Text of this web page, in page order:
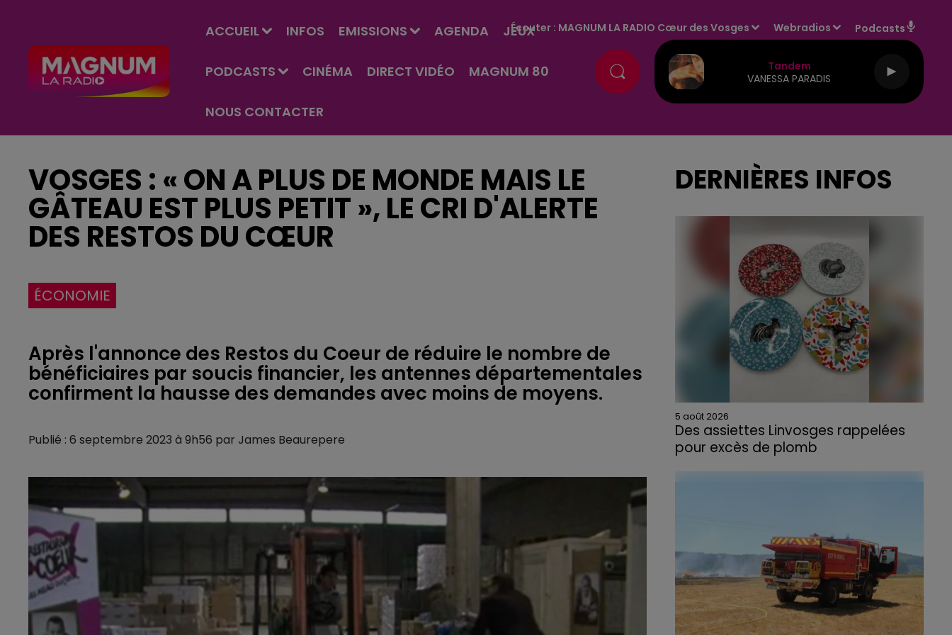
ACCUEIL INFOS EMISSIONS AGENDA JEUX
PODCASTS CINÉMA DIRECT VIDÉO MAGNUM 80
NOUS CONTACTER
Écouter : MAGNUM LA RADIO Cœur des Vosges Webradios Podcasts
Tandem
VANESSA PARADIS
VOSGES : « ON A PLUS DE MONDE MAIS LE
GÂTEAU EST PLUS PETIT », LE CRI D'ALERTE
DES RESTOS DU CŒUR
ÉCONOMIE
Après l'annonce des Restos du Coeur de réduire le nombre de
bénéficiaires par soucis financier, les antennes départementales
confirment la hausse des demandes avec moins de moyens.
Publié : 6 septembre 2023 à 9h56 par James Beaurepere
DERNIÈRES INFOS
5 août 2026
Des assiettes Linvosges rappelées
pour excès de plomb